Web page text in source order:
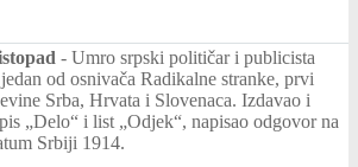
- Umro srpski političar i publicista
od osnivača Radikalne stranke, prvi
Srba, Hrvata i Slovenaca. Izdavao i
„Delo“ i list „Odjek“, napisao odgovor na
Srbiji 1914.